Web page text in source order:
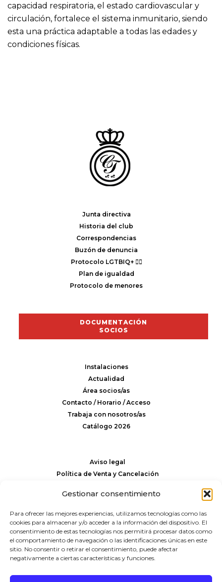
Gestionar consentimiento
Para ofrecer las mejores experiencias, utilizamos tecnologías como las
cookies para almacenar y/o acceder a la información del dispositivo. El
consentimiento de estas tecnologías nos permitirá procesar datos como
el comportamiento de navegación o las identificaciones únicas en este
sitio. No consentir o retirar el consentimiento, puede afectar
negativamente a ciertas características y funciones.
capacidad respiratoria, el estado cardiovascular y
circulación, fortalece el sistema inmunitario, siendo
esta una práctica adaptable a todas las edades y
condiciones físicas.
Junta directiva
Historia del club
Correspondencias
Buzón de denuncia
Protocolo LGTBIQ+ 🏳️‍🌈
Plan de igualdad
Protocolo de menores
DOCUMENTACIÓN
SOCIOS
Instalaciones
Actualidad
Área socios/as
Contacto / Horario / Acceso
Trabaja con nosotros/as
Catálogo 2026
Aviso legal
Política de Venta y Cancelación
Pº Eduardo Chillida 9
20008 San Sebastián
943 21 59 81
rctss@rctss.com